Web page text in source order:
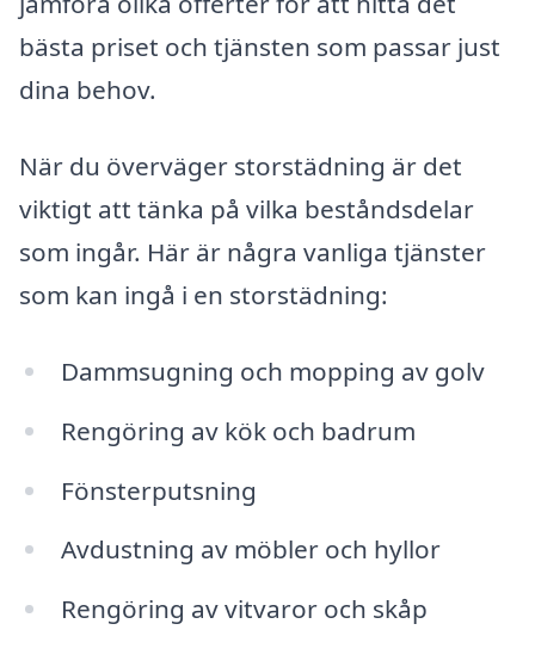
bästa priset och tjänsten som passar just
dina behov.
När du överväger storstädning är det
viktigt att tänka på vilka beståndsdelar
som ingår. Här är några vanliga tjänster
som kan ingå i en storstädning:
Dammsugning och mopping av golv
Rengöring av kök och badrum
Fönsterputsning
Avdustning av möbler och hyllor
Rengöring av vitvaror och skåp